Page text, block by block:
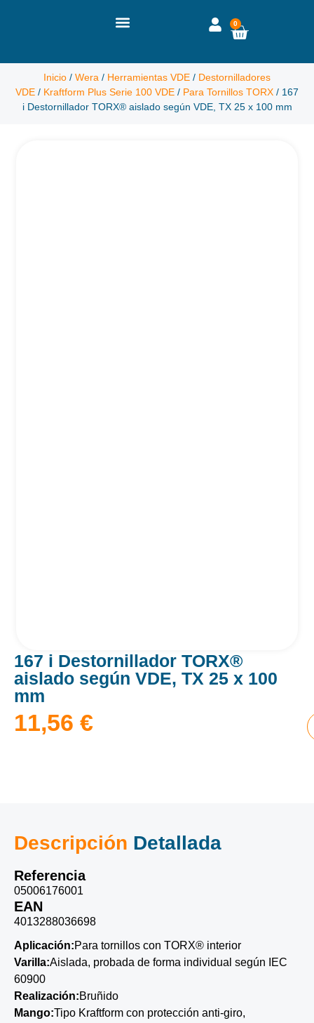
0
Inicio / Wera / Herramientas VDE / Destornilladores
VDE / Kraftform Plus Serie 100 VDE / Para Tornillos TORX / 167
i Destornillador TORX® aislado según VDE, TX 25 x 100 mm
167 i Destornillador TORX®
aislado según VDE, TX 25 x 100
mm
11,56 €
Descripción Detallada
Referencia
05006176001
EAN
4013288036698
Aplicación:Para tornillos con TORX® interior
Varilla:Aislada, probada de forma individual según IEC
60900
Realización:Bruñido
Mango:Tipo Kraftform con protección anti-giro,